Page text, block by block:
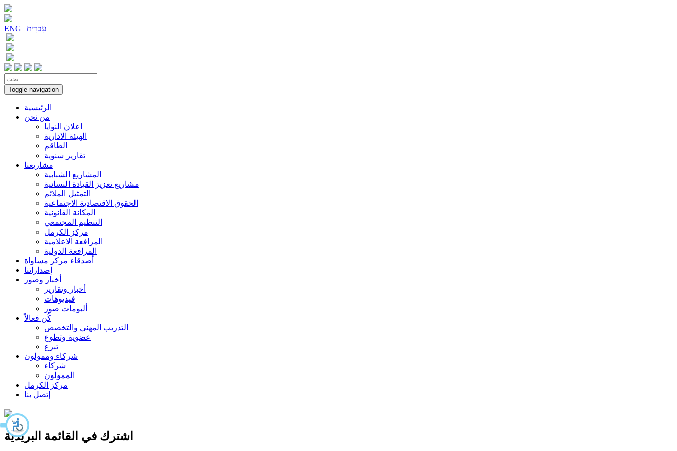
ENG | עִברִית
Toggle navigation
الرئيسية
من نحن
اعلان النوايا
الهيئة الادارية
الطاقم
تقارير سنوية
مشاريعنا
المشاريع الشبابية
مشاريع تعزيز القيادة النسائية
التمثيل الملائم
الحقوق الاقتصادية الاجتماعية
المكانة القانونية
التنظيم المجتمعي
مركز الكرمل
المرافعة الاعلامية
المرافعة الدولية
أصدقاء مركز مساواة
إصداراتنا
أخبار وصور
أخبار وتقارير
فيديوهات
ألبومات صور
كُن فعالاً
التدريب المهني والتخصص
عضوية وتطوع
تبرع
شركاء وممولون
شركاء
الممولون
مركز الكرمل
إتصل بنا
اشترك في القائمة البريدية